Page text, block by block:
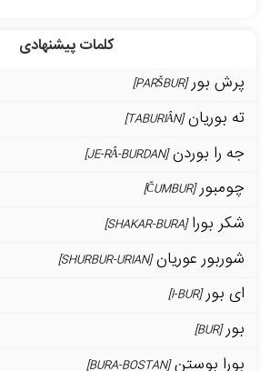
کلمات پیشنهادی
پرش بور[PARŠBUR]
ته بوریان[TABURIÂN]
جه را بوردن[JE-RÂ-BURDAN]
چومبور[ČUMBUR]
شکر بورا[SHAKAR-BURA]
شوربور عوریان[SHURBUR-URIAN]
ای بور[I-BUR]
بور[BUR]
بورا بوستن[BURA-BOSTAN]